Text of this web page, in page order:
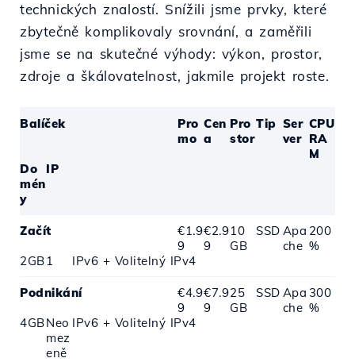
technických znalostí. Snížili jsme prvky, které
zbytečně komplikovaly srovnání, a zaměřili
jsme se na skutečné výhody: výkon, prostor,
zdroje a škálovatelnost, jakmile projekt roste.
Balíček
Pro
mo
Cen
a
Pro
stor
Tip Ser
ver
CPU
RA
M
Do
mén
y
IP
Začít
€1.9
9
€2.9
9
10
GB
SSD Apa
che
200
%
2GB 1 IPv6 + Volitelný IPv4
Podnikání
€4.9
9
€7.9
9
25
GB
SSD Apa
che
300
%
4GBNeo
mez
eně
IPv6 + Volitelný IPv4